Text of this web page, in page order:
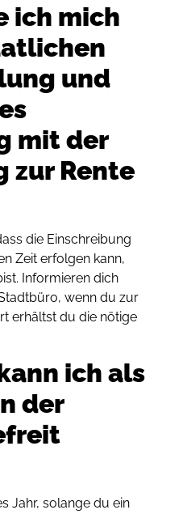
ich mich
und
mit der
zur Rente
die Einschreibung
Zeit erfolgen kann,
Informieren dich
wenn du zur
erhältst du die nötige
ich als
der
Jahr, solange du ein